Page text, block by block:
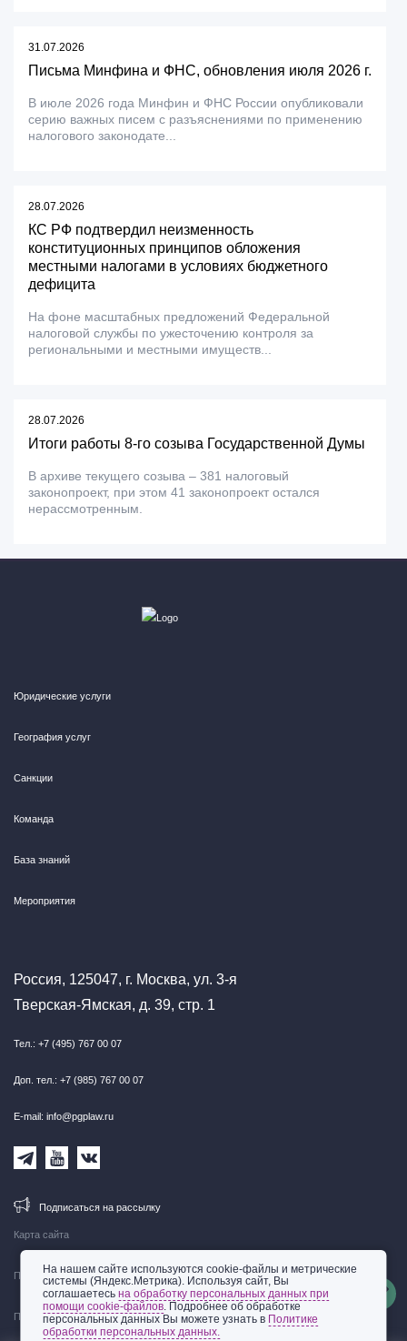
31.07.2026
Письма Минфина и ФНС, обновления июля 2026 г.
В июле 2026 года Минфин и ФНС России опубликовали
серию важных писем с разъяснениями по применению
налогового законодате...
28.07.2026
КС РФ подтвердил неизменность
конституционных принципов обложения
местными налогами в условиях бюджетного
дефицита
На фоне масштабных предложений Федеральной
налоговой службы по ужесточению контроля за
региональными и местными имуществ...
28.07.2026
Итоги работы 8-го созыва Государственной Думы
В архиве текущего созыва – 381 налоговый
законопроект, при этом 41 законопроект остался
нерассмотренным.
Карта сайта
Правовая информация
Политика обработки персональных данных
Юридические услуги
География услуг
Санкции
Команда
База знаний
Мероприятия
Россия, 125047, г. Москва, ул. 3-я
Тверская-Ямская, д. 39, стр. 1
Тел.: +7 (495) 767 00 07
Доп. тел.: +7 (985) 767 00 07
E-mail: info@pgplaw.ru
Подписаться на рассылку
На нашем сайте используются cookie-файлы и метрические
системы (Яндекс.Метрика). Используя сайт, Вы
соглашаетесьна обработку персональных данных при
помощи cookie-файлов. Подробнее об обработке
персональных данных Вы можете узнать в Политике
обработки персональных данных.